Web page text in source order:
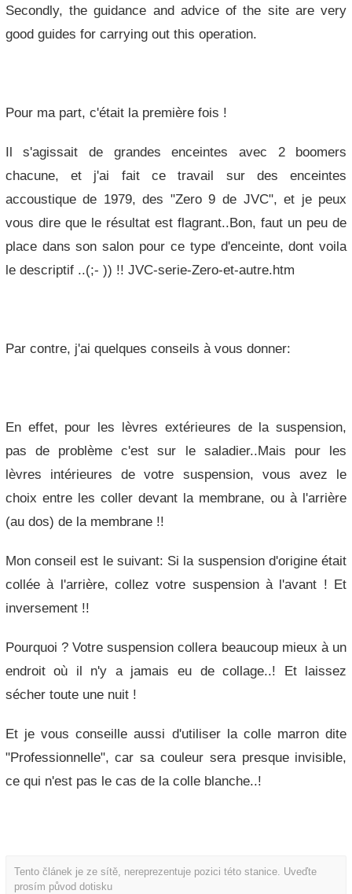
Secondly, the guidance and advice of the site are very
good guides for carrying out this operation.
Pour ma part, c'était la première fois !
Il s'agissait de grandes enceintes avec 2 boomers
chacune, et j'ai fait ce travail sur des enceintes
accoustique de 1979, des "Zero 9 de JVC", et je peux
vous dire que le résultat est flagrant..Bon, faut un peu de
place dans son salon pour ce type d'enceinte, dont voila
le descriptif ..(;- )) !! JVC-serie-Zero-et-autre.htm
Par contre, j'ai quelques conseils à vous donner:
En effet, pour les lèvres extérieures de la suspension,
pas de problème c'est sur le saladier..Mais pour les
lèvres intérieures de votre suspension, vous avez le
choix entre les coller devant la membrane, ou à l'arrière
(au dos) de la membrane !!
Mon conseil est le suivant: Si la suspension d'origine était
collée à l'arrière, collez votre suspension à l'avant ! Et
inversement !!
Pourquoi ? Votre suspension collera beaucoup mieux à un
endroit où il n'y a jamais eu de collage..! Et laissez
sécher toute une nuit !
Et je vous conseille aussi d'utiliser la colle marron dite
"Professionnelle", car sa couleur sera presque invisible,
ce qui n'est pas le cas de la colle blanche..!
Tento článek je ze sítě, nereprezentuje pozici této stanice. Uveďte
prosím původ dotisku